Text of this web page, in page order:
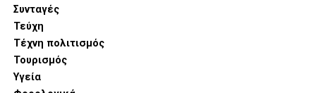
Συνταγές
Τεύχη
Τέχνη πολιτισμός
Τουρισμός
Υγεία